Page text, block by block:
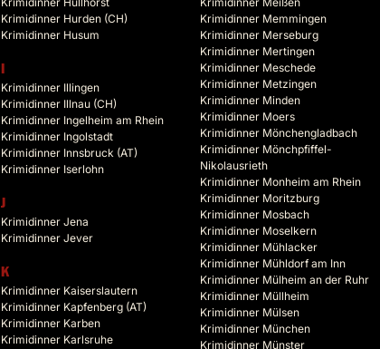
Krimidinner Hurden (CH)
Krimidinner Husum
Krimidinner Illingen
Krimidinner Illnau (CH)
Krimidinner Ingelheim am Rhein
Krimidinner Ingolstadt
Krimidinner Innsbruck (AT)
Krimidinner Iserlohn
J
Krimidinner Jena
Krimidinner Jever
K
Krimidinner Kaiserslautern
Krimidinner Kapfenberg (AT)
Krimidinner Karben
Krimidinner Karlsruhe
Krimidinner Memmingen
Krimidinner Merseburg
Krimidinner Mertingen
Krimidinner Meschede
Krimidinner Metzingen
Krimidinner Minden
Krimidinner Moers
Krimidinner Mönchengladbach
Krimidinner Mönchpfiffel-
Nikolausrieth
Krimidinner Monheim am Rhein
Krimidinner Moritzburg
Krimidinner Mosbach
Krimidinner Moselkern
Krimidinner Mühlacker
Krimidinner Mühldorf am Inn
Krimidinner Mülheim an der Ruhr
Krimidinner Müllheim
Krimidinner Mülsen
Krimidinner München
Krimidinner Münster